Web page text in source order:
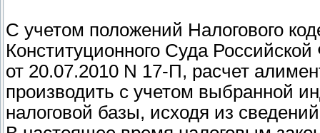
С учетом положений Налогового
Конституционного Суда
от 20.07.2010 N 17-П, расчет
производить с учетом выбранной
налоговой базы, исходя из